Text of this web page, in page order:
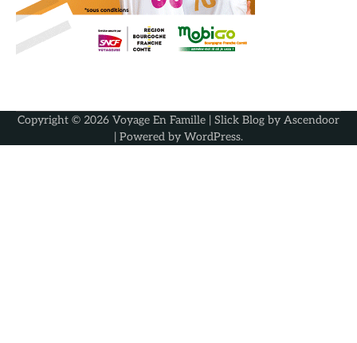
Copyright © 2026 Voyage En Famille | Slick Blog by Ascendoor
| Powered by WordPress.